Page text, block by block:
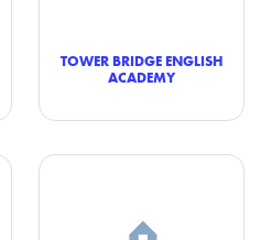
TOWER BRIDGE ENGLISH
ACADEMY